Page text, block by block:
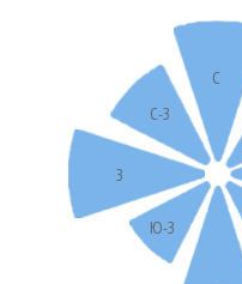
С
Ю-З
З
С-З